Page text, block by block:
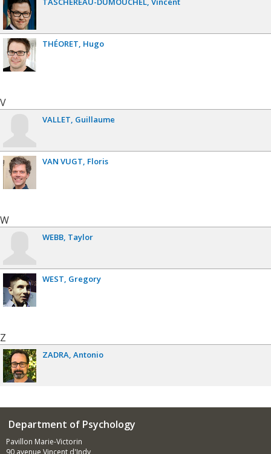
THÉORET Hugo
V
VALLET Guillaume
VAN VUGT Floris
W
WEBB Taylor
WEST Gregory
Z
ZADRA Antonio
Department of Psychology
Pavillon Marie-Victorin